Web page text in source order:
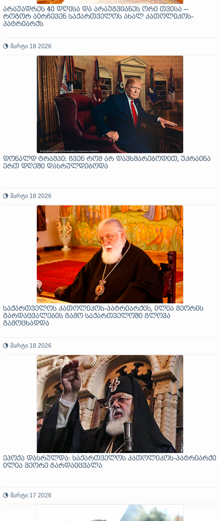
არაუადრეს 40 დღისა და არაუგვიანეს ორი თვისა —
როგორ აირჩევენ საქართველოს ახალ კათოლიკოს-
პატრიარქს
მარტი 18 2026
დონალდ ტრამპი: ჩვენ რომ არ დავხმარებოდით, უკრაინა
ერთ დღეში დასრულდებოდა
მარტი 18 2026
საქართველოს კათოლიკოს-პატრიარქის, ილია მეორის
გარდაცვალების გამო საქართველოში გლოვა
გამოცხადდა
მარტი 18 2026
ეპოქა დასრულდა: საქართველოს კათოლიკოს-პატრიარქი
ილია მეორე გარდაიცვალა
მარტი 17 2026